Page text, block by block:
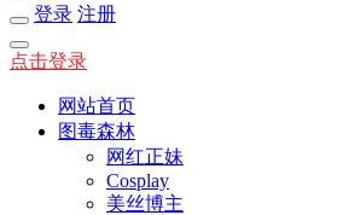
登录 注册
点击登录
网站首页
图毒森林
网红正妹
Cosplay
美丝博主